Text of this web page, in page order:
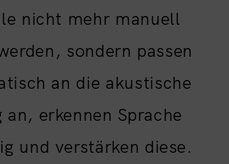
nicht mehr manuell
sondern passen
an die akustische
an, erkennen Sprache
und verstärken diese.